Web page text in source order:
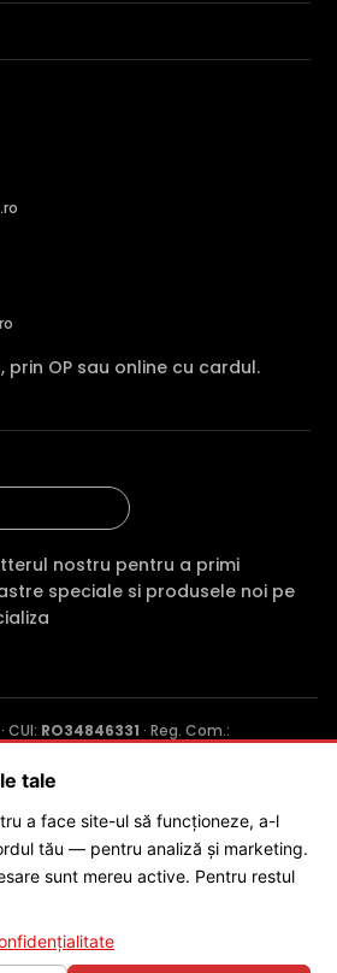
OP sau online cu cardul.
nostru pentru a primi
speciale si produsele noi pe
· CUI: RO34846331 · Reg. Com.:
Dolj ·
SC POLITES ONLINE SRL
tale
a face site-ul să funcționeze, a-l
tău — pentru analiză și marketing.
sunt mereu active. Pentru restul